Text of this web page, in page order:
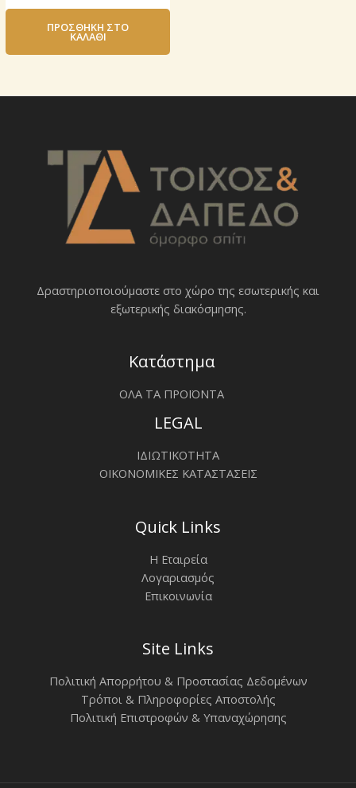
ΠΡΟΣΘΉΚΗ ΣΤΟ
ΚΑΛΆΘΙ
Δραστηριοποιoύμαστε στο χώρο της εσωτερικής και
εξωτερικής διακόσμησης.
Κατάστημα
ΟΛΑ ΤΑ ΠΡΟΪΟΝΤΑ
LEGAL
ΙΔΙΩΤΙΚΟΤΗΤΑ
ΟΙΚΟΝΟΜΙΚΕΣ ΚΑΤΑΣΤΑΣΕΙΣ
Quick Links
Η Εταιρεία
Λογαριασμός
Επικοινωνία
Site Links
Πολιτική Απορρήτου & Προστασίας Δεδομένων
Τρόποι & Πληροφορίες Αποστολής
Πολιτική Επιστροφών & Υπαναχώρησης